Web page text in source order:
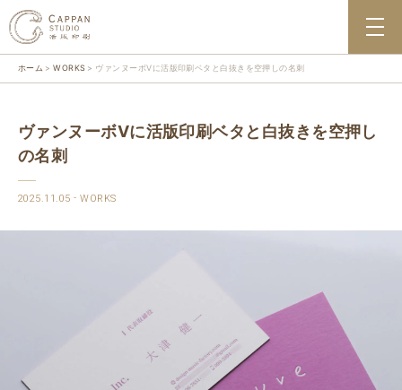
ホーム WORKS ヴァンヌーボVに活版印刷ベタと白抜きを空押しの名刺
ヴァンヌーボVに活版印刷ベタと白抜きを空押し
の名刺
2025.11.05 WORKS